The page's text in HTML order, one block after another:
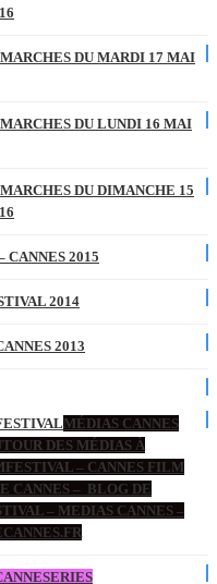
DU MARDI 17 MAI
DU LUNDI 16 MAI
DU DIMANCHE 15
CANNES 2015
2014
2013
MÉDIAS CANNES
DES MÉDIAS À
– CANNES FILM
CANNES – BLOG DE
– MEDIAS CANNES –